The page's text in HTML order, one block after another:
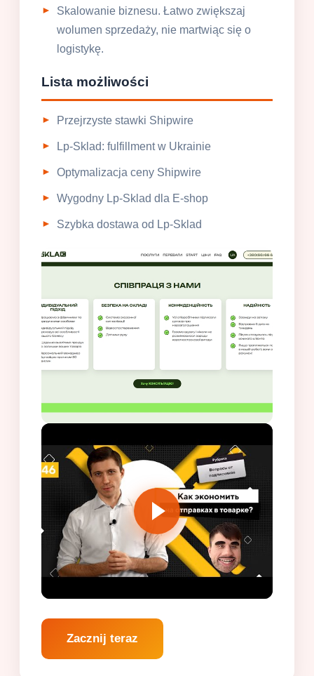
Skalowanie biznesu. Łatwo zwiększaj
wolumen sprzedaży, nie martwiąc się o
logistykę.
Lista możliwości
Przejrzyste stawki Shipwire
Lp-Sklad: fulfillment w Ukrainie
Optymalizacja ceny Shipwire
Wygodny Lp-Sklad dla E-shop
Szybka dostawa od Lp-Sklad
Zacznij teraz